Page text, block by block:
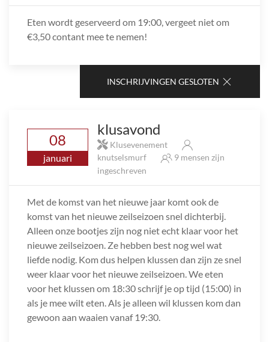
Eten wordt geserveerd om 19:00, vergeet niet om
€3,50 contant mee te nemen!
INSCHRIJVINGEN GESLOTEN
08
januari
klusavond
Klusevenement
knutselsmurf
9 mensen zijn
ingeschreven
Met de komst van het nieuwe jaar komt ook de
komst van het nieuwe zeilseizoen snel dichterbij.
Alleen onze bootjes zijn nog niet echt klaar voor het
nieuwe zeilseizoen. Ze hebben best nog wel wat
liefde nodig. Kom dus helpen klussen dan zijn ze snel
weer klaar voor het nieuwe zeilseizoen. We eten
voor het klussen om 18:30 schrijf je op tijd (15:00) in
als je mee wilt eten. Als je alleen wil klussen kom dan
gewoon aan waaien vanaf 19:30.